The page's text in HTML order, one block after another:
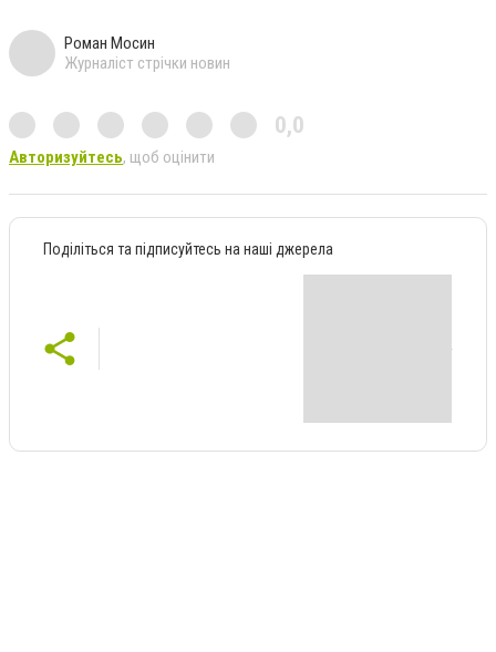
Роман Мосин
Журналіст стрічки новин
0,0
Авторизуйтесь, щоб оцінити
Поділіться та підписуйтесь на наші джерела